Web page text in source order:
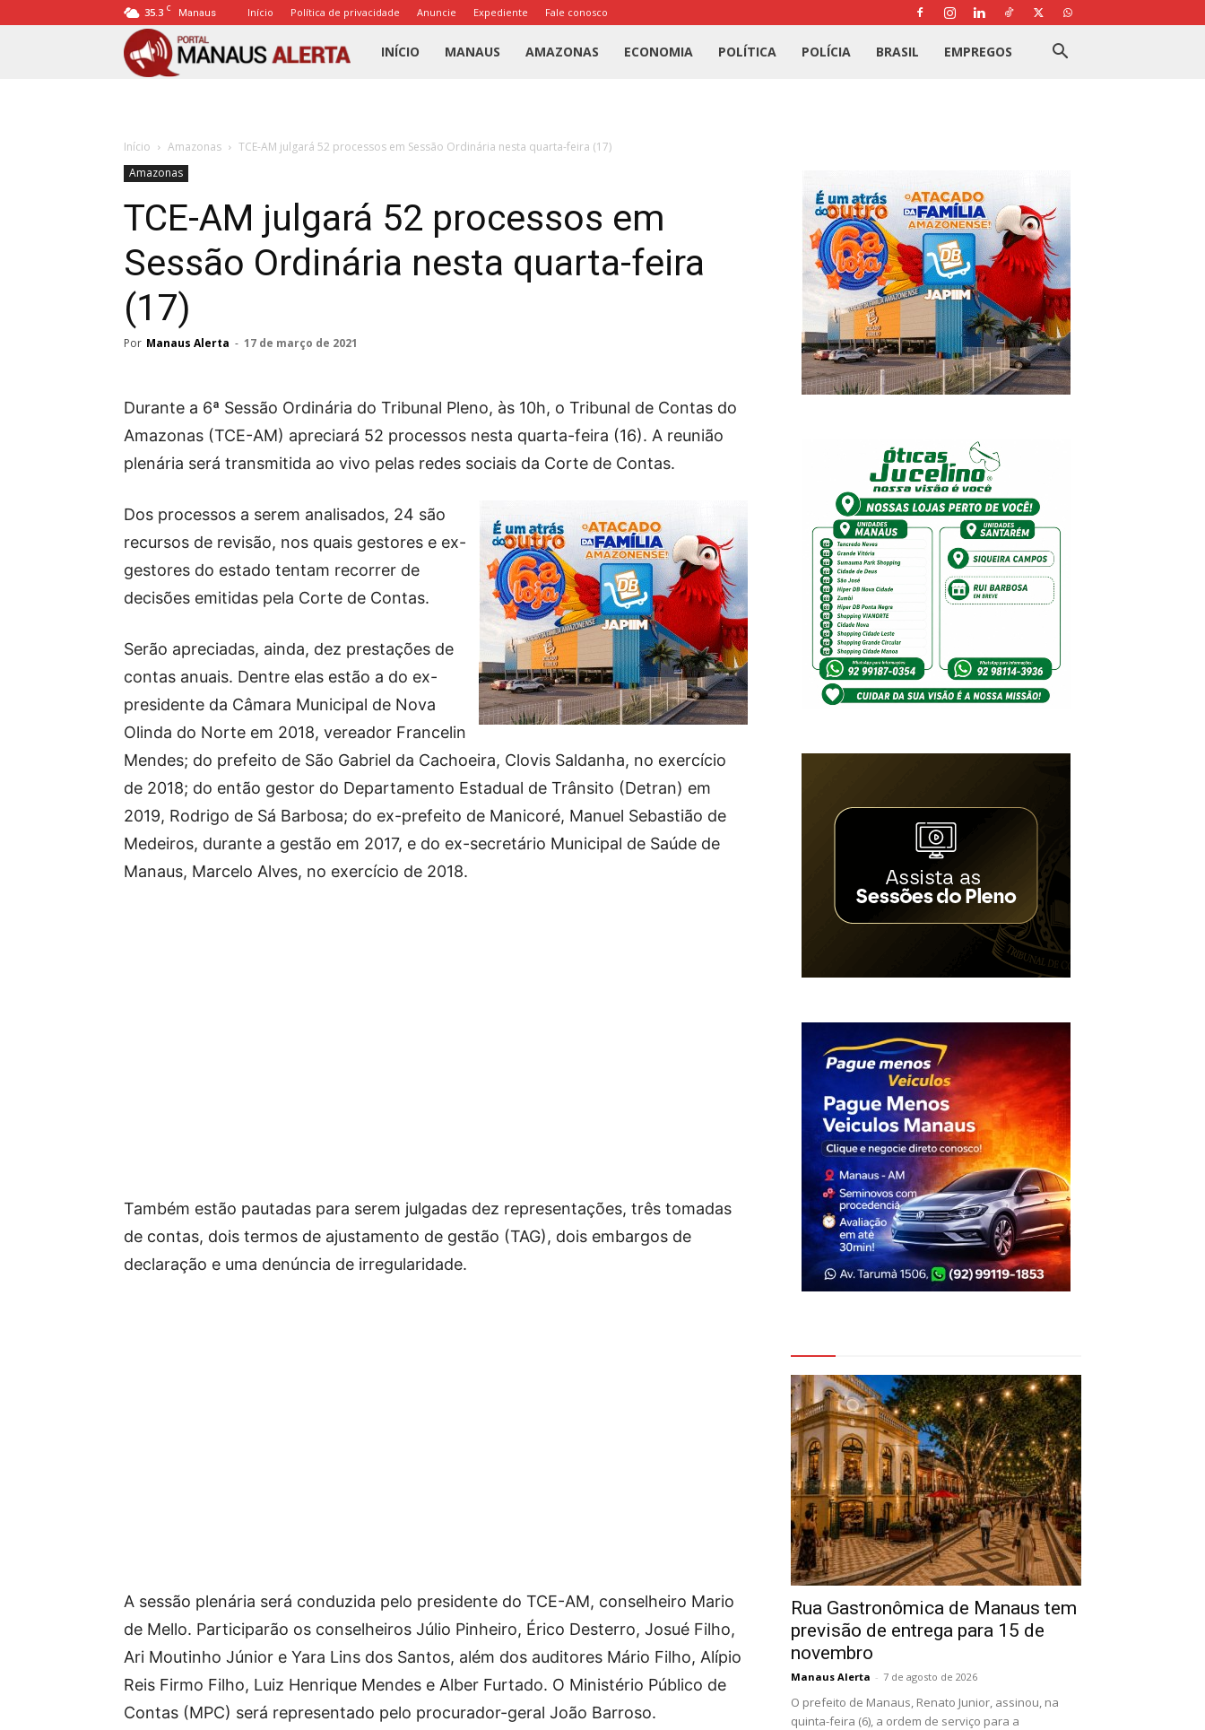
35.3 C Manaus Início Política de privacidade Anuncie Expediente Fale conosco
Portal
INÍCIO MANAUS AMAZONAS ECONOMIA POLÍTICA POLÍCIA BRASIL EMPREGOS
Início Amazonas
TCE-AM julgará 52 processos em Sessão Ordinária nesta quarta-feira (17)
Amazonas
TCE-AM julgará 52 processos em
Sessão Ordinária nesta quarta-feira
(17)
Por Manaus Alerta - 17 de março de 2021
Durante a 6ª Sessão Ordinária do Tribunal Pleno, às 10h, o Tribunal de Contas do
Amazonas (TCE-AM) apreciará 52 processos nesta quarta-feira (16). A reunião
plenária será transmitida ao vivo pelas redes sociais da Corte de Contas.
Dos processos a serem analisados, 24 são
recursos de revisão, nos quais gestores e ex-
gestores do estado tentam recorrer de
decisões emitidas pela Corte de Contas.
Serão apreciadas, ainda, dez prestações de
contas anuais. Dentre elas estão a do ex-
presidente da Câmara Municipal de Nova
Olinda do Norte em 2018, vereador Francelin
Mendes; do prefeito de São Gabriel da Cachoeira, Clovis Saldanha, no exercício
de 2018; do então gestor do Departamento Estadual de Trânsito (Detran) em
2019, Rodrigo de Sá Barbosa; do ex-prefeito de Manicoré, Manuel Sebastião de
Medeiros, durante a gestão em 2017, e do ex-secretário Municipal de Saúde de
Manaus, Marcelo Alves, no exercício de 2018.
Também estão pautadas para serem julgadas dez representações, três tomadas
de contas, dois termos de ajustamento de gestão (TAG), dois embargos de
declaração e uma denúncia de irregularidade.
A sessão plenária será conduzida pelo presidente do TCE-AM, conselheiro Mario
de Mello. Participarão os conselheiros Júlio Pinheiro, Érico Desterro, Josué Filho,
Ari Moutinho Júnior e Yara Lins dos Santos, além dos auditores Mário Filho, Alípio
Reis Firmo Filho, Luiz Henrique Mendes e Alber Furtado. O Ministério Público de
Contas (MPC) será representado pelo procurador-geral João Barroso.
Rua Gastronômica de Manaus tem
previsão de entrega para 15 de
novembro
Manaus Alerta - 7 de agosto de 2026
O prefeito de Manaus, Renato Junior, assinou, na
quinta-feira (6), a ordem de serviço para a